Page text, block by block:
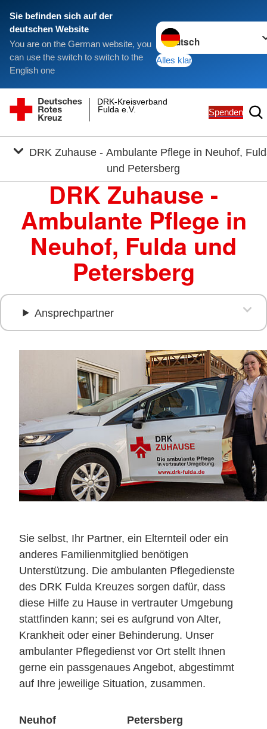
Sie befinden sich auf der
deutschen Website
You are on the German website, you
can use the switch to switch to the
English one
Sprache wechseln zu
Alles klar
Fulda e.V.
DRK-Kreisverband
Spenden
und Petersberg
DRK Zuhause -
Ambulante Pflege in
Neuhof, Fulda und
Petersberg
Ansprechpartner
Sie selbst, Ihr Partner, ein Elternteil oder ein
anderes Familienmitglied benötigen
Unterstützung. Die ambulanten Pflegedienste
des DRK Fulda Kreuzes sorgen dafür, dass
diese Hilfe zu Hause in vertrauter Umgebung
stattfinden kann; sei es aufgrund von Alter,
Krankheit oder einer Behinderung. Unser
ambulanter Pflegedienst vor Ort stellt Ihnen
gerne ein passgenaues Angebot, abgestimmt
auf Ihre jeweilige Situation, zusammen.
Neuhof
Petersberg